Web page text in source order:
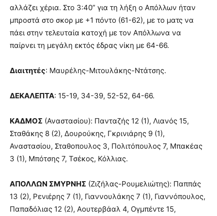
αλλάζει χέρια. Στο 3:40” για τη λήξη ο Απόλλων ήταν
μπροστά στο σκορ με +1 πόντο (61-62), με το ματς να
πάει στην τελευταία κατοχή με τον Απόλλωνα να
παίρνει τη μεγάλη εκτός έδρας νίκη με 64-66.
Διαιτητές: Μαυρέλης-Μιτουλάκης-Ντάτσης.
ΔΕΚΑΛΕΠΤΑ: 15-19, 34-39, 52-52, 64-66.
ΚΑΔΜΟΣ (Αναστασίου): Πανταζής 12 (1), Λιανός 15,
Σταθάκης 8 (2), Δουρούκης, Γκρινιάρης 9 (1),
Αναστασίου, Σταθοπουλος 3, Πολιτόπουλος 7, Μπακέας
3 (1), Μπότσης 7, Τσέκος, Κόλλιας.
ΑΠΟΛΛΩΝ ΣΜΥΡΝΗΣ (Ζιζήλας-Ρουμελιώτης): Παππάς
13 (2), Ρενιέρης 7 (1), Γιαννουλάκης 7 (1), Γιαννόπουλος,
Παπαδόλιας 12 (2), Αουτερβάαλ 4, Ογμπέντε 15,